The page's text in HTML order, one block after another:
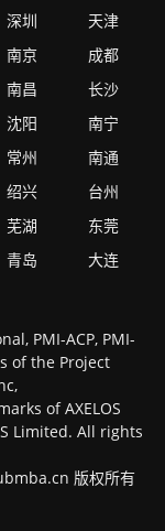
深圳
天津
南京
成都
南昌
长沙
沈阳
南宁
常州
南通
绍兴
台州
芜湖
东莞
青岛 大连
PMI-ACP, PMI-
of the Project
of AXELOS
Limited. All rights
版权所有